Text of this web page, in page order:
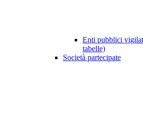
Enti pubblici
tabelle)
Società partecipate